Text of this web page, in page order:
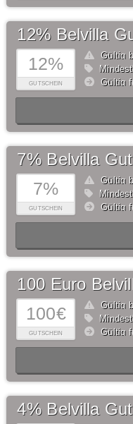
12%
GUTSCHEIN
12% Belvilla
Gültig
Gültig
7%
GUTSCHEIN
7% Belvilla
Gültig
Gültig
100€
GUTSCHEIN
100 Euro
Gültig
Gültig
4% Belvilla